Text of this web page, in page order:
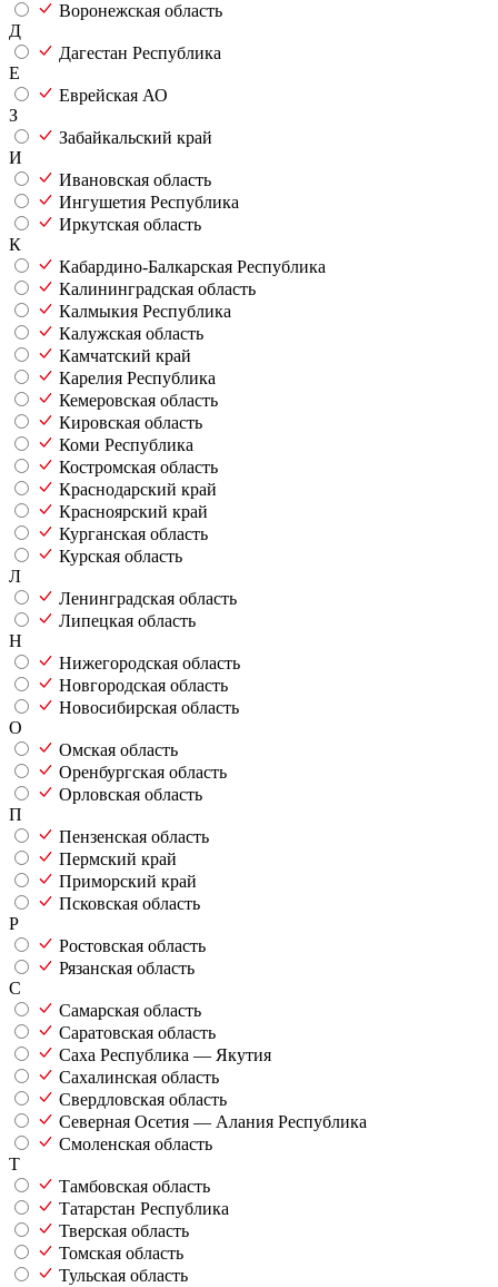
Воронежская область
Д
Дагестан Республика
Е
Еврейская АО
З
Забайкальский край
И
Ивановская область
Ингушетия Республика
Иркутская область
К
Кабардино-Балкарская Республика
Калининградская область
Калмыкия Республика
Калужская область
Камчатский край
Карелия Республика
Кемеровская область
Кировская область
Коми Республика
Костромская область
Краснодарский край
Красноярский край
Курганская область
Курская область
Л
Ленинградская область
Липецкая область
Н
Нижегородская область
Новгородская область
Новосибирская область
О
Омская область
Оренбургская область
Орловская область
П
Пензенская область
Пермский край
Приморский край
Псковская область
Р
Ростовская область
Рязанская область
С
Самарская область
Саратовская область
Саха Республика — Якутия
Сахалинская область
Свердловская область
Северная Осетия — Алания Республика
Смоленская область
Т
Тамбовская область
Татарстан Республика
Тверская область
Томская область
Тульская область